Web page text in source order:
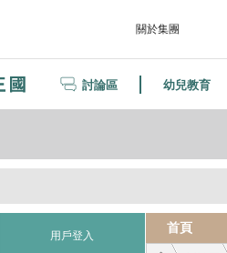
關於集團
討論區 幼兒教育
用戶登入
首頁